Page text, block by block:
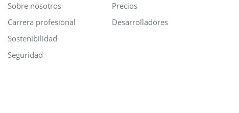
Sobre nosotros
Carrera profesional
Sostenibilidad
Seguridad
Precios
Desarrolladores